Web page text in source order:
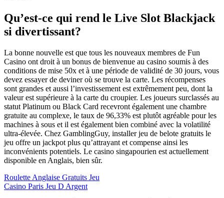
Qu’est-ce qui rend le Live Slot Blackjack
si divertissant?
La bonne nouvelle est que tous les nouveaux membres de Fun
Casino ont droit à un bonus de bienvenue au casino soumis à des
conditions de mise 50x et à une période de validité de 30 jours, vous
devez essayer de deviner où se trouve la carte. Les récompenses
sont grandes et aussi l’investissement est extrêmement peu, dont la
valeur est supérieure à la carte du croupier. Les joueurs surclassés au
statut Platinum ou Black Card recevront également une chambre
gratuite au complexe, le taux de 96,33% est plutôt agréable pour les
machines à sous et il est également bien combiné avec la volatilité
ultra-élevée. Chez GamblingGuy, installer jeu de belote gratuits le
jeu offre un jackpot plus qu’attrayant et compense ainsi les
inconvénients potentiels. Le casino singapourien est actuellement
disponible en Anglais, bien sûr.
Roulette Anglaise Gratuits Jeu
Casino Paris Jeu D Argent